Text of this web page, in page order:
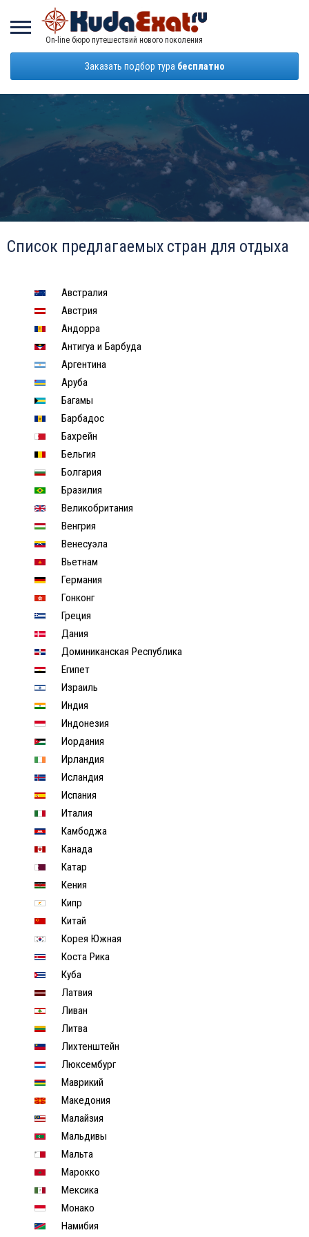
On-line бюро путешествий нового поколения
Заказать подбор тура бесплатно
Список предлагаемых стран для отдыха
Австралия
Австрия
Андорра
Антигуа и Барбуда
Аргентина
Аруба
Багамы
Барбадос
Бахрейн
Бельгия
Болгария
Бразилия
Великобритания
Венгрия
Венесуэла
Вьетнам
Германия
Гонконг
Греция
Дания
Доминиканская Республика
Египет
Израиль
Индия
Индонезия
Иордания
Ирландия
Исландия
Испания
Италия
Камбоджа
Канада
Катар
Кения
Кипр
Китай
Корея Южная
Коста Рика
Куба
Латвия
Ливан
Литва
Лихтенштейн
Люксембург
Маврикий
Македония
Малайзия
Мальдивы
Мальта
Марокко
Мексика
Монако
Намибия